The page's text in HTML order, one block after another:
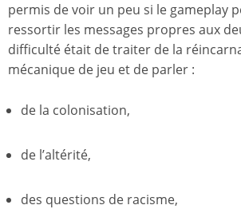
permis de voir un peu si le gameplay
ressortir les messages propres aux
difficulté était de traiter de la
mécanique de jeu et de parler :
de la colonisation,
de l’altérité,
des questions de racisme,